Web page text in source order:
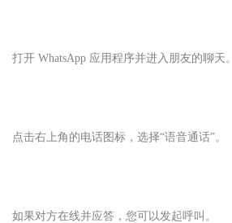
打开 WhatsApp 应用程序并进入朋友的聊天。
点击右上角的电话图标，选择“语音通话”。
如果对方在线并应答，您可以发起呼叫。